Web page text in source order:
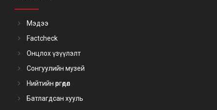
Мэдээ
Factcheck
Онцлох үзүүлэлт
Сонгуулийн музей
Нийтийн өргөдөл
Батлагдсан хууль